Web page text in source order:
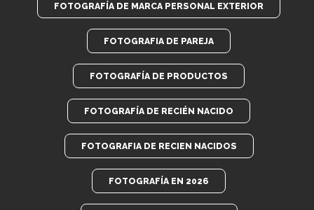
FOTOGRAFÍA DE MARCA PERSONAL EXTERIOR
FOTOGRAFIA DE PAREJA
FOTOGRAFÍA DE PRODUCTOS
FOTOGRAFÍA DE RECIÉN NACIDO
FOTOGRAFIA DE RECIEN NACIDOS
FOTOGRAFÍA EN 2026